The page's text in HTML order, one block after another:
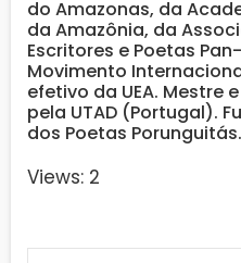
do Amazonas, da
da Amazônia, da
Escritores e Poetas
Movimento
efetivo da UEA. Mestre
pela UTAD (Portugal).
dos Poetas Porunguitás.
Views: 2